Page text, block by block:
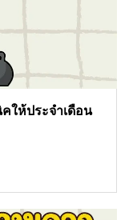
ให้ประจำเดือน